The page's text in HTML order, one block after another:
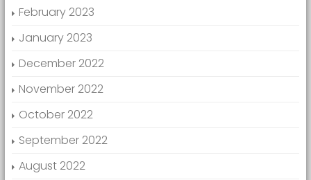
February 2023
January 2023
December 2022
November 2022
October 2022
September 2022
August 2022